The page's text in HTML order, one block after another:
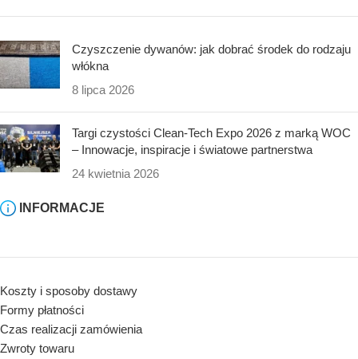
Czyszczenie dywanów: jak dobrać środek do rodzaju
włókna
8 lipca 2026
Targi czystości Clean-Tech Expo 2026 z marką WOC
– Innowacje, inspiracje i światowe partnerstwa
24 kwietnia 2026
INFORMACJE
Koszty i sposoby dostawy
Formy płatności
Czas realizacji zamówienia
Zwroty towaru